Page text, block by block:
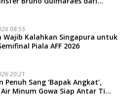
08:55
Wajib Kalahkan Singapura untuk
Piala AFF 2026
20:21
Penuh Sang ‘Bapak Angkat’,
Minum Gowa Siap Antar Tim